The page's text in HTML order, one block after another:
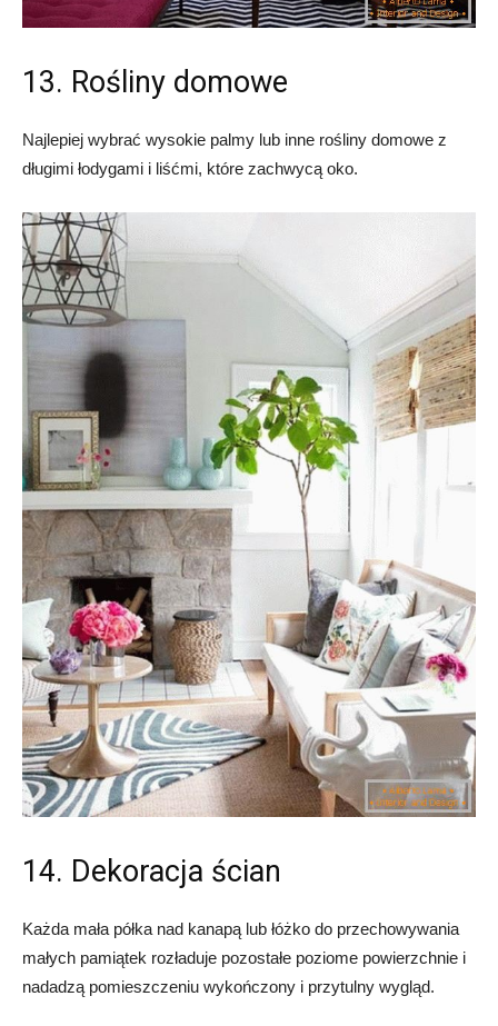
13. Rośliny domowe
Najlepiej wybrać wysokie palmy lub inne rośliny domowe z
długimi łodygami i liśćmi, które zachwycą oko.
14. Dekoracja ścian
Każda mała półka nad kanapą lub łóżko do przechowywania
małych pamiątek rozładuje pozostałe poziome powierzchnie i
nadadzą pomieszczeniu wykończony i przytulny wygląd.